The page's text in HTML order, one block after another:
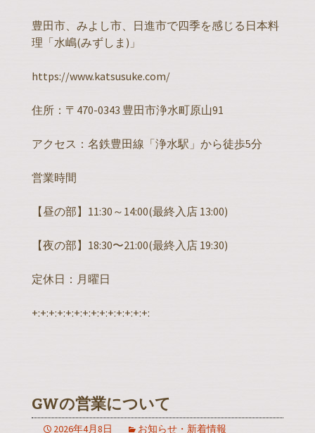
豊田市、みよし市、日進市で四季を感じる日本料
理「水嶋(みずしま)」
https://www.katsusuke.com/
住所：〒470-0343 豊田市浄水町原山91
アクセス：名鉄豊田線「浄水駅」から徒歩5分
営業時間
【昼の部】11:30～14:00(最終入店 13:00)
【夜の部】18:30〜21:00(最終入店 19:30)
定休日：月曜日
+:+:+:+:+:+:+:+:+:+:+:+:+:+:
GWの営業について
2026年4月8日 お知らせ・新着情報